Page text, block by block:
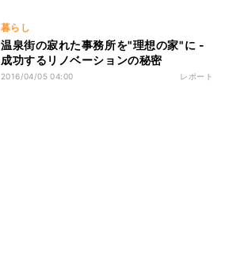
暮らし
温泉街の寂れた事務所を"理想の家"に -
成功するリノベーションの秘密
2016/04/05 04:00 レポート